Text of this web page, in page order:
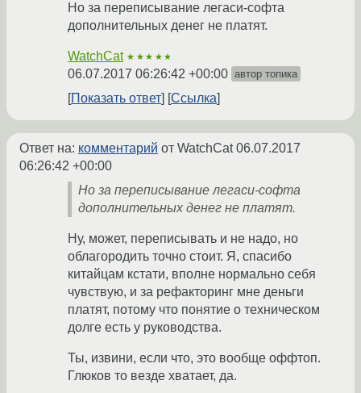
Но за переписывание легаси-софта
дополнительных денег не платят.
WatchCat ★★★★★
06.07.2017 06:26:42 +00:00 автор топика
Показать ответ Ссылка
Ответ на: комментарий от WatchCat06.07.2017
06:26:42 +00:00
Но за переписывание легаси-софта
дополнительных денег не платят.
Ну, может, переписывать и не надо, но
облагородить точно стоит. Я, спасибо
китайцам кстати, вполне нормально себя
чувствую, и за рефакторинг мне деньги
платят, потому что понятие о техническом
долге есть у руководства.
Ты, извини, если что, это вообще оффтоп.
Глюков то везде хватает, да.